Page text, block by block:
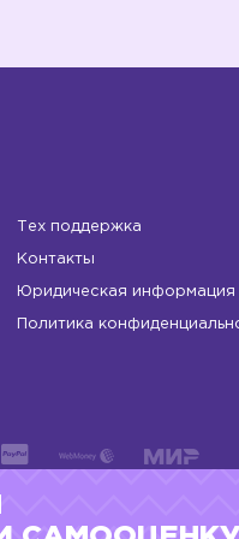
Тех поддержка
Контакты
Юридическая информация
Политика